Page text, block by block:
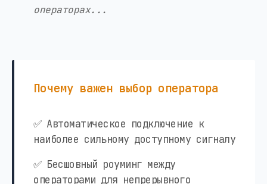
операторах...
Почему важен выбор оператора
✅ Автоматическое подключение к
наиболее сильному доступному сигналу
✅ Бесшовный роуминг между
операторами для непрерывного